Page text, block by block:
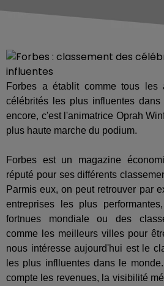
Forbes a établit comme tous les
célébrités les plus influentes
encore, c'est l'animatrice Oprah
plus haute marche du podium.
Forbes est un magazine
réputé pour ses différents
Parmis eux, on peut retrouver par
entreprises les plus
fortnues mondiale ou des
comme les meilleurs villes pour
nous intéresse aujourd'hui est le
les plus inflluentes dans le
compte les revenues, la visibilité